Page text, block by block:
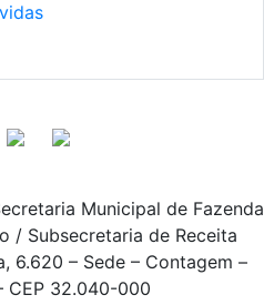
Municipal de Fazenda
/ Subsecretaria de Receita
6.620 – Sede – Contagem –
CEP 32.040-000